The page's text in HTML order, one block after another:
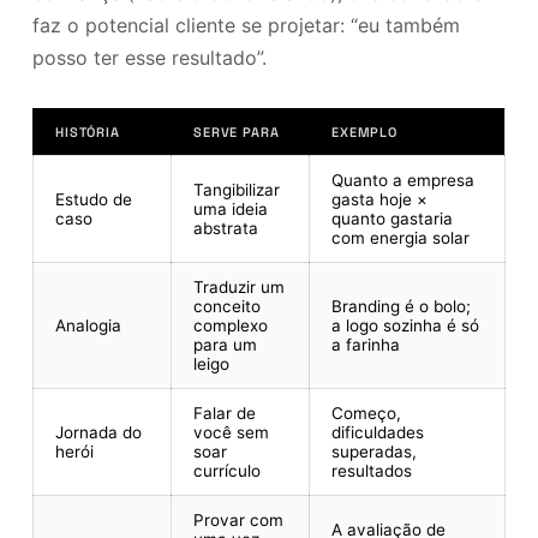
faz o potencial cliente se projetar: “eu também
posso ter esse resultado”.
HISTÓRIA SERVE PARA EXEMPLO
Estudo de
caso
Tangibilizar
uma ideia
abstrata
Quanto a empresa
gasta hoje ×
quanto gastaria
com energia solar
Analogia
Traduzir um
conceito
complexo
para um
leigo
Branding é o bolo;
a logo sozinha é só
a farinha
Jornada do
herói
Falar de
você sem
soar
currículo
Começo,
dificuldades
superadas,
resultados
Provar com
A avaliação de